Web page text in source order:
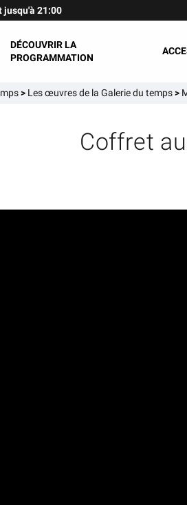
jusqu'à 21:00
DÉCOUVRIR LA
PROGRAMMATION
> Les œuvres de la Galerie du temps>
Coffret